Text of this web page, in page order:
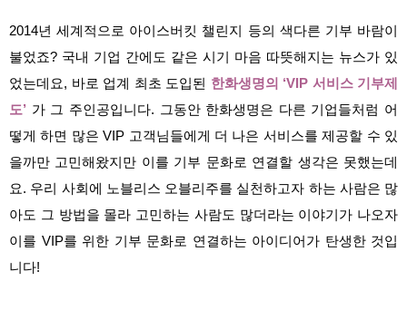
2014년 세계적으로 아이스버킷 챌린지 등의 색다른 기부 바람이
불었죠? 국내 기업 간에도 같은 시기 마음 따뜻해지는 뉴스가 있
었는데요, 바로 업계 최초 도입된
한화생명의 ‘VIP 서비스 기부제
도’ 가 그 주인공입니다. 그동안 한화생명은 다른 기업들처럼 어
떻게 하면 많은 VIP 고객님들에게 더 나은 서비스를 제공할 수 있
을까만 고민해왔지만 이를 기부 문화로 연결할 생각은 못했는데
요. 우리 사회에 노블리스 오블리주를 실천하고자 하는 사람은 많
아도 그 방법을 몰라 고민하는 사람도 많더라는 이야기가 나오자
이를 VIP를 위한 기부 문화로 연결하는 아이디어가 탄생한 것입
니다!